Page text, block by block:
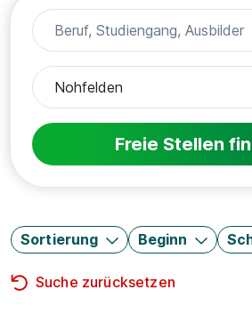
Freie Stellen
Sortierung Beginn
Suche zurücksetzen